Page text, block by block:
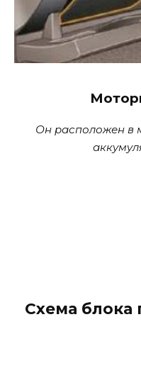
Он расположен в
Схема блока